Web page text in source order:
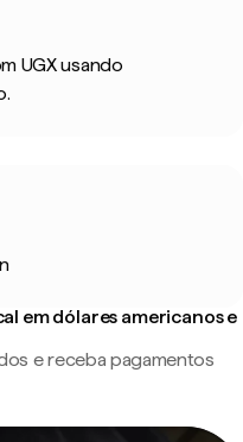
UGX usando
em dólares americanos e
e receba pagamentos